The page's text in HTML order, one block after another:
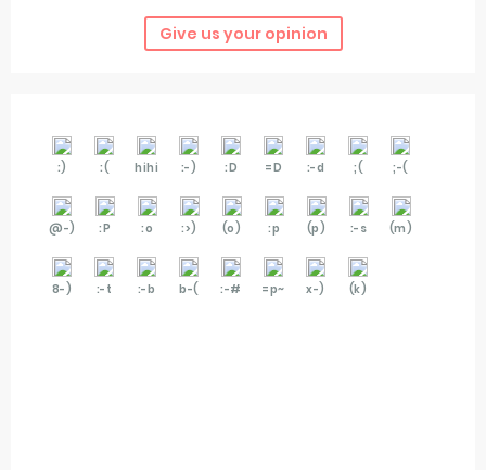
Give us your opinion
:) :( hihi :-) :D =D :-d ;( ;-(
@-) :P :o :>) (o) :p (p) :-s (m)
8-) :-t :-b b-( :-# =p~ x-) (k)